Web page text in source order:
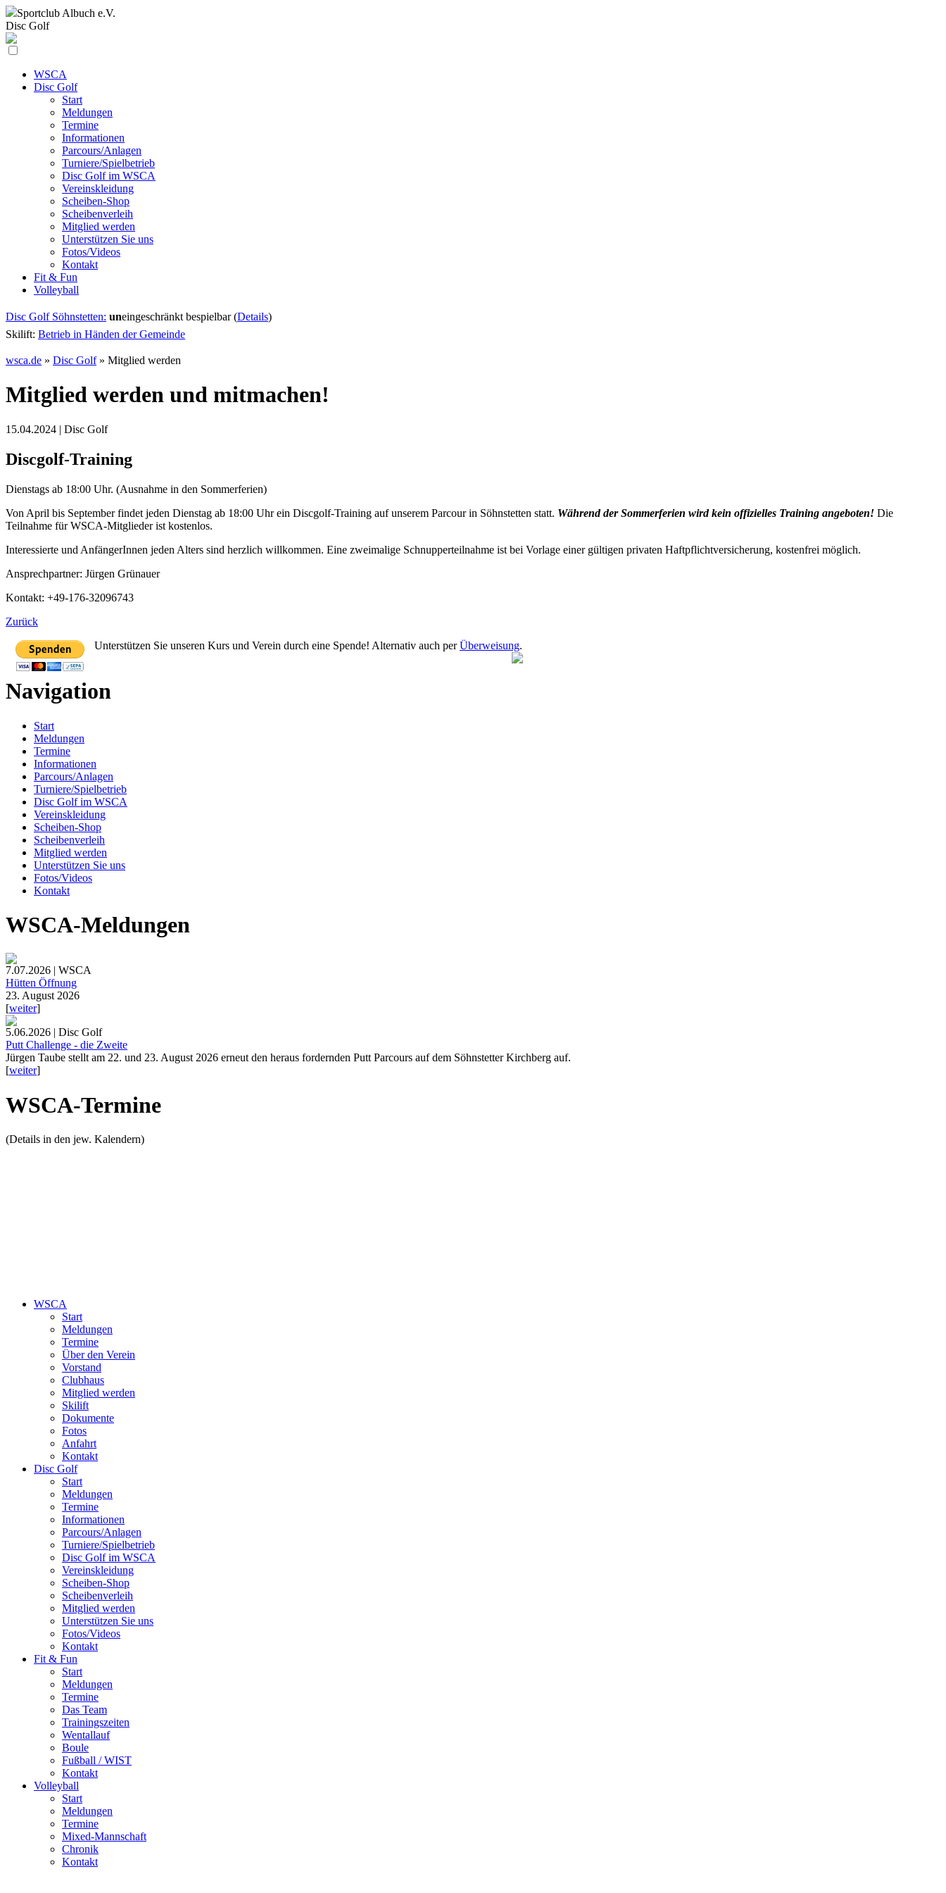
Sportclub Albuch e.V.
Disc Golf
WSCA
Disc Golf
Start
Meldungen
Termine
Informationen
Parcours/Anlagen
Turniere/Spielbetrieb
Disc Golf im WSCA
Vereinskleidung
Scheiben-Shop
Scheibenverleih
Mitglied werden
Unterstützen Sie uns
Fotos/Videos
Kontakt
Fit & Fun
Volleyball
Disc Golf Söhnstetten: uneingeschränkt bespielbar (Details)
Skilift: Betrieb in Händen der Gemeinde
wsca.de » Disc Golf» Mitglied werden
Mitglied werden und mitmachen!
15.04.2024 | Disc Golf
Discgolf-Training
Dienstags ab 18:00 Uhr. (Ausnahme in den Sommerferien)
Von April bis September findet jeden Dienstag ab 18:00 Uhr ein Discgolf-Training auf unserem Parcour in Söhnstetten statt. Während der Sommerferien wird kein offizielles Training angeboten! Die
Teilnahme für WSCA-Mitglieder ist kostenlos.
Interessierte und AnfängerInnen jeden Alters sind herzlich willkommen. Eine zweimalige Schnupperteilnahme ist bei Vorlage einer gültigen privaten Haftpflichtversicherung, kostenfrei möglich.
Ansprechpartner: Jürgen Grünauer
Kontakt: +49-176-32096743
Zurück
Unterstützen Sie unseren Kurs und Verein durch eine Spende! Alternativ auch perÜberweisung.
Navigation
Start
Meldungen
Termine
Informationen
Parcours/Anlagen
Turniere/Spielbetrieb
Disc Golf im WSCA
Vereinskleidung
Scheiben-Shop
Scheibenverleih
Mitglied werden
Unterstützen Sie uns
Fotos/Videos
Kontakt
WSCA-Meldungen
7.07.2026 | WSCA
Hütten Öffnung
23. August 2026
[weiter]
5.06.2026 | Disc Golf
Putt Challenge - die Zweite
Jürgen Taube stellt am 22. und 23. August 2026 erneut den heraus fordernden Putt Parcours auf dem Söhnstetter Kirchberg auf.
[weiter]
WSCA-Termine
(Details in den jew. Kalendern)
WSCA
Start
Meldungen
Termine
Über den Verein
Vorstand
Clubhaus
Mitglied werden
Skilift
Dokumente
Fotos
Anfahrt
Kontakt
Disc Golf
Start
Meldungen
Termine
Informationen
Parcours/Anlagen
Turniere/Spielbetrieb
Disc Golf im WSCA
Vereinskleidung
Scheiben-Shop
Scheibenverleih
Mitglied werden
Unterstützen Sie uns
Fotos/Videos
Kontakt
Fit & Fun
Start
Meldungen
Termine
Das Team
Trainingszeiten
Wentallauf
Boule
Fußball / WIST
Kontakt
Volleyball
Start
Meldungen
Termine
Mixed-Mannschaft
Chronik
Kontakt